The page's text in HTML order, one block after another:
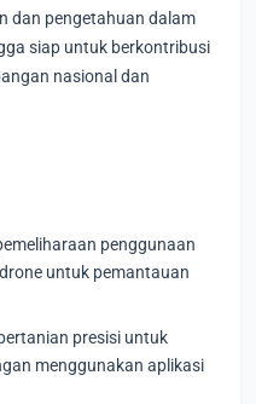
dan pengetahuan dalam
siap untuk berkontribusi
nasional dan
penggunaan
untuk pemantauan
presisi untuk
menggunakan aplikasi